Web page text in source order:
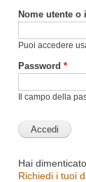
Nome utente o
Puoi accedere
Password *
Il campo della
Hai
Richiedi i tuoi